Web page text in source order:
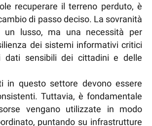
recuperare il terreno perduto, è
di passo deciso. La sovranità
un lusso, ma una necessità per
dei sistemi informativi critici
dati sensibili dei cittadini e delle
in questo settore devono essere
Tuttavia, è fondamentale
vengano utilizzate in modo
puntando su infrastrutture